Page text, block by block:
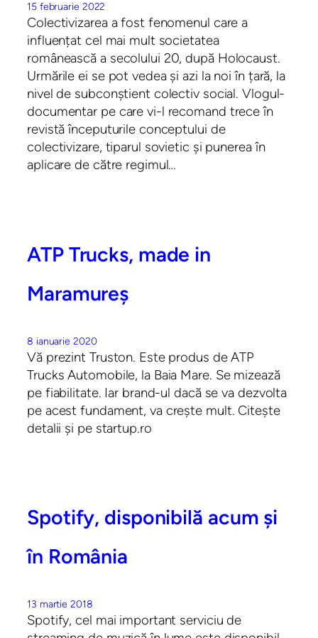
15 februarie 2022
Colectivizarea a fost fenomenul care a
influențat cel mai mult societatea
românească a secolului 20, după Holocaust.
Urmările ei se pot vedea și azi la noi în țară, la
nivel de subconștient colectiv social. Vlogul-
documentar pe care vi-l recomand trece în
revistă începuturile conceptului de
colectivizare, tiparul sovietic și punerea în
aplicare de către regimul…
ATP Trucks, made in
Maramureș
8 ianuarie 2020
Vă prezint Truston. Este produs de ATP
Trucks Automobile, la Baia Mare. Se mizează
pe fiabilitate. Iar brand-ul dacă se va dezvolta
pe acest fundament, va crește mult. Citește
detalii și pe startup.ro
Spotify, disponibilă acum și
în România
13 martie 2018
Spotify, cel mai important serviciu de